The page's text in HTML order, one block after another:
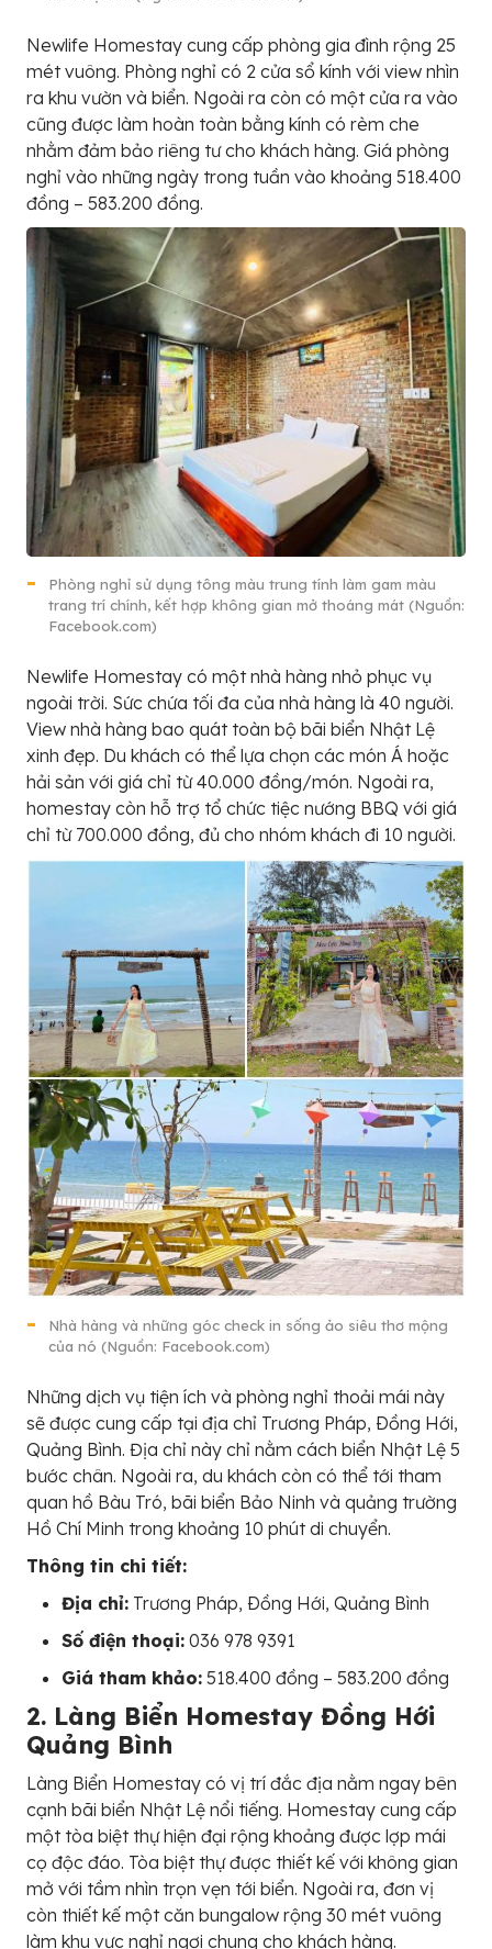
Newlife Homestay cung cấp phòng gia đình rộng 25
mét vuông. Phòng nghỉ có 2 cửa sổ kính với view nhìn
ra khu vườn và biển. Ngoài ra còn có một cửa ra vào
cũng được làm hoàn toàn bằng kính có rèm che
nhằm đảm bảo riêng tư cho khách hàng. Giá phòng
nghỉ vào những ngày trong tuần vào khoảng 518.400
đồng – 583.200 đồng.
Phòng nghỉ sử dụng tông màu trung tính làm gam màu
trang trí chính, kết hợp không gian mở thoáng mát (Nguồn:
Facebook.com)
Newlife Homestay có một nhà hàng nhỏ phục vụ
ngoài trời. Sức chứa tối đa của nhà hàng là 40 người.
View nhà hàng bao quát toàn bộ bãi biển Nhật Lệ
xinh đẹp. Du khách có thể lựa chọn các món Á hoặc
hải sản với giá chỉ từ 40.000 đồng/món. Ngoài ra,
homestay còn hỗ trợ tổ chức tiệc nướng BBQ với giá
chỉ từ 700.000 đồng, đủ cho nhóm khách đi 10 người.
Nhà hàng và những góc check in sống ảo siêu thơ mộng
của nó (Nguồn: Facebook.com)
Những dịch vụ tiện ích và phòng nghỉ thoải mái này
sẽ được cung cấp tại địa chỉ Trương Pháp, Ðồng Hới,
Quảng Bình. Địa chỉ này chỉ nằm cách biển Nhật Lệ 5
bước chân. Ngoài ra, du khách còn có thể tới tham
quan hồ Bàu Tró, bãi biển Bảo Ninh và quảng trường
Hồ Chí Minh trong khoảng 10 phút di chuyển.
Thông tin chi tiết:
Địa chỉ: Trương Pháp, Ðồng Hới, Quảng Bình
Số điện thoại: 036 978 9391
Giá tham khảo: 518.400 đồng – 583.200 đồng
2. Làng Biển Homestay Đồng Hới
Quảng Bình
Làng Biển Homestay có vị trí đắc địa nằm ngay bên
cạnh bãi biển Nhật Lệ nổi tiếng. Homestay cung cấp
một tòa biệt thự hiện đại rộng khoảng được lợp mái
cọ độc đáo. Tòa biệt thự được thiết kế với không gian
mở với tầm nhìn trọn vẹn tới biển. Ngoài ra, đơn vị
còn thiết kế một căn bungalow rộng 30 mét vuông
làm khu vực nghỉ ngơi chung cho khách hàng.